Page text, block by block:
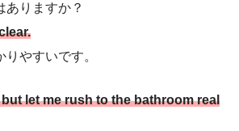
ありますか？
やすいです。
let me rush to the bathroom real